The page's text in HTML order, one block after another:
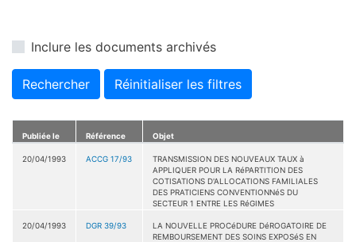
Inclure les documents archivés
Rechercher Réinitialiser les filtres
Publiée le Référence Objet
20/04/1993 ACCG 17/93
TRANSMISSION DES NOUVEAUX TAUX à
APPLIQUER POUR LA RéPARTITION DES
COTISATIONS D'ALLOCATIONS FAMILIALES
DES PRATICIENS CONVENTIONNéS DU
SECTEUR 1 ENTRE LES RéGIMES
20/04/1993 DGR 39/93
LA NOUVELLE PROCéDURE DéROGATOIRE DE
REMBOURSEMENT DES SOINS EXPOSéS EN